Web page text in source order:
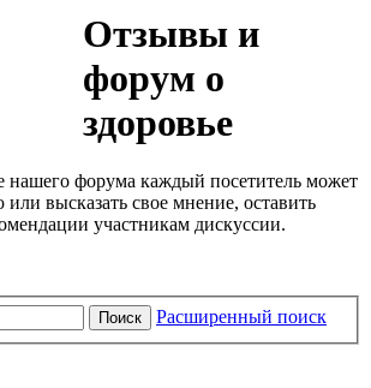
Отзывы и
форум о
здоровье
нашего форума каждый посетитель может
или высказать свое мнение, оставить
участникам дискуссии.
Поиск Расширенный поиск